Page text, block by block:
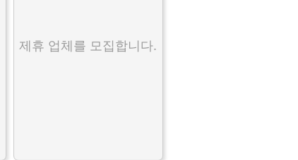
제휴 업체를 모집합니다.